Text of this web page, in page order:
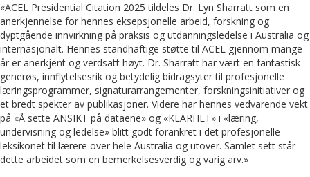
«ACEL Presidential Citation 2025 tildeles Dr. Lyn Sharratt som en
anerkjennelse for hennes eksepsjonelle arbeid, forskning og
dyptgående innvirkning på praksis og utdanningsledelse i Australia og
internasjonalt. Hennes standhaftige støtte til ACEL gjennom mange
år er anerkjent og verdsatt høyt. Dr. Sharratt har vært en fantastisk
generøs, innflytelsesrik og betydelig bidragsyter til profesjonelle
læringsprogrammer, signaturarrangementer, forskningsinitiativer og
et bredt spekter av publikasjoner. Videre har hennes vedvarende vekt
på «Å sette ANSIKT på dataene» og «KLARHET» i «læring,
undervisning og ledelse» blitt godt forankret i det profesjonelle
leksikonet til lærere over hele Australia og utover. Samlet sett står
dette arbeidet som en bemerkelsesverdig og varig arv.»